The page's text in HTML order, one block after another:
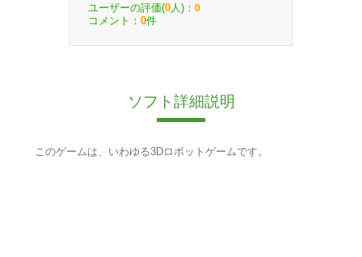
ユーザーの評価(0 人)： 0
コメント： 0件
ソフト詳細説明
このゲームは、いわゆる3Dロボットゲームです。